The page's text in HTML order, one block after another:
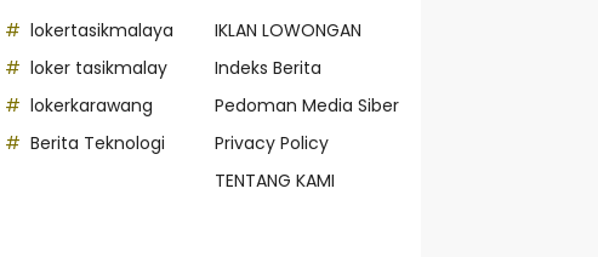
lokertasikmalaya
loker tasikmalay
lokerkarawang
Berita Teknologi
IKLAN LOWONGAN
Indeks Berita
Pedoman Media Siber
Privacy Policy
TENTANG KAMI